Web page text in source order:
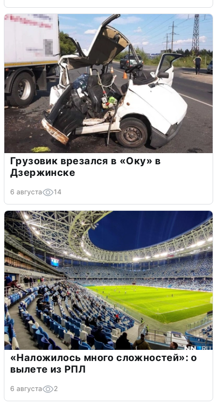
Грузовик врезался в «Оку» в
Дзержинске
6 августа 14
«Наложилось много сложностей»: о
вылете из РПЛ
6 августа 2